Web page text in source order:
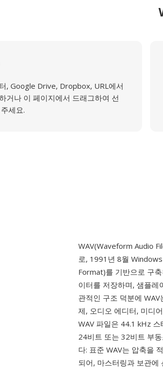
, Google Drive, Dropbox, URL에서
거나 이 페이지에서 드래그하여 선
세요.
WAV(Waveform Audio
로, 1991년 8월
Format)를 기반으로 구
이터를 저장하며, 샘플레
관적인 구조 덕분에
제, 오디오 에디터, 미디
WAV 파일은 44.1 kHz
24비트 또는 32비트 부
다: 표준 WAV는 압축을
되어, 마스터링과 보관에